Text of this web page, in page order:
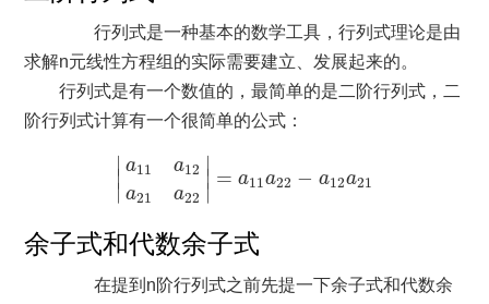
行列式是一种基本的数学工具，行列式理论是由
求解n元线性方程组的实际需要建立、发展起来的。
行列式是有一个数值的，最简单的是二阶行列式，二
阶行列式计算有一个很简单的公式：
∣
∣
∣
a11 a12
a21 a22
∣
∣
∣
= a11a22 − a12a21
| 21
余子式和代数余子式
在提到n阶行列式之前先提一下余子式和代数余